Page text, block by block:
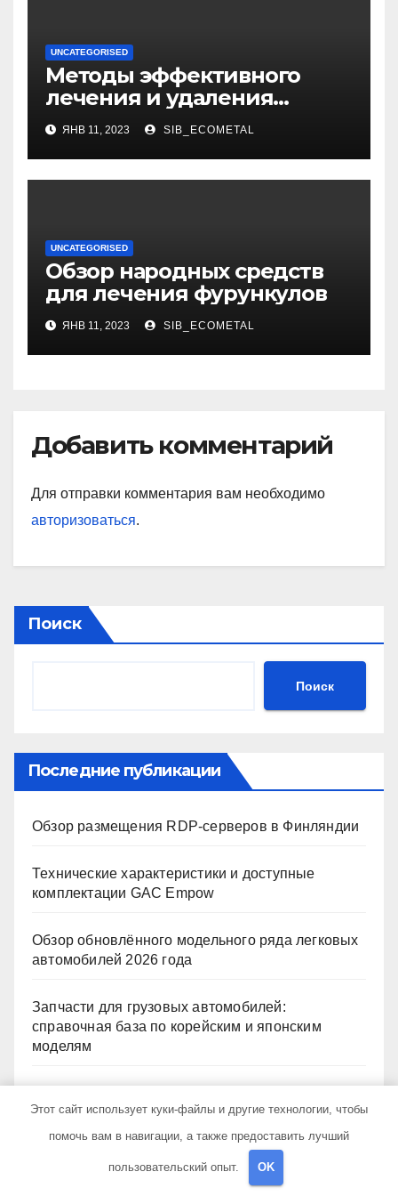
UNCATEGORISED
Методы эффективного
лечения и удаления
папиллом: аппаратные,
хирургические способы,
медикаменты
ЯНВ 11, 2023 SIB_ECOMETAL
UNCATEGORISED
Обзор народных средств
для лечения фурункулов
ЯНВ 11, 2023 SIB_ECOMETAL
Добавить комментарий
Для отправки комментария вам необходимо
авторизоваться.
Поиск
Поиск
Последние публикации
Обзор размещения RDP-серверов в Финляндии
Технические характеристики и доступные
комплектации GAC Empow
Обзор обновлённого модельного ряда легковых
автомобилей 2026 года
Запчасти для грузовых автомобилей:
справочная база по корейским и японским
моделям
материалы и этапы изготовления
Этот сайт использует куки-файлы и другие технологии, чтобы
помочь вам в навигации, а также предоставить лучший
пользовательский опыт. OK